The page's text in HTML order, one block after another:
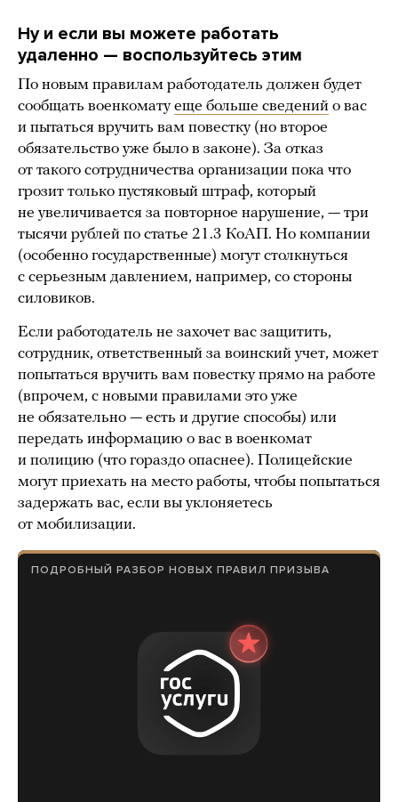
Ну и если вы можете работать
удаленно — воспользуйтесь этим
По новым правилам работодатель должен будет
сообщать военкоматуеще больше сведений о вас
и пытаться вручить вам повестку (но второе
обязательство уже было в законе). За отказ
от такого сотрудничества организации пока что
грозит только пустяковый штраф, который
не увеличивается за повторное нарушение, — три
тысячи рублей по статье 21.3 КоАП. Но компании
(особенно государственные) могут столкнуться
с серьезным давлением, например, со стороны
силовиков.
Если работодатель не захочет вас защитить,
сотрудник, ответственный за воинский учет, может
попытаться вручить вам повестку прямо на работе
(впрочем, с новыми правилами это уже
не обязательно — есть и другие способы) или
передать информацию о вас в военкомат
и полицию (что гораздо опаснее). Полицейские
могут приехать на место работы, чтобы попытаться
задержать вас, если вы уклоняетесь
от мобилизации.
ПОДРОБНЫЙ РАЗБОР НОВЫХ ПРАВИЛ ПРИЗЫВА